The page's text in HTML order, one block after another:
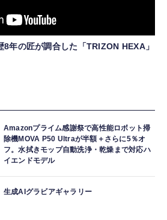
年の匠が調合した「TRIZON HEXA」
Amazonプライム感謝祭で高性能ロボット掃
除機MOVA P50 Ultraが半額＋さらに5％オ
フ。水拭きモップ自動洗浄・乾燥まで対応ハ
イエンドモデル
生成AIグラビアギャラリー